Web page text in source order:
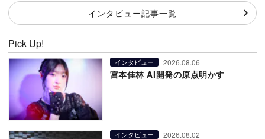
インタビュー記事一覧
Pick Up!
インタビュー 2026.08.06
宮本佳林 AI開発の原点明かす
インタビュー 2026.08.02